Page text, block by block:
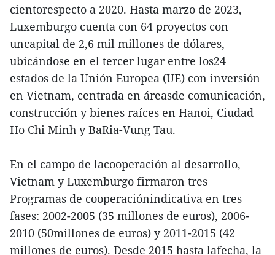
cientorespecto a 2020. Hasta marzo de 2023,
Luxemburgo cuenta con 64 proyectos con
uncapital de 2,6 mil millones de dólares,
ubicándose en el tercer lugar entre los24
estados de la Unión Europea (UE) con inversión
en Vietnam, centrada en áreasde comunicación,
construcción y bienes raíces en Hanoi, Ciudad
Ho Chi Minh y BaRia-Vung Tau.
En el campo de lacooperación al desarrollo,
Vietnam y Luxemburgo firmaron tres
Programas de cooperaciónindicativa en tres
fases: 2002-2005 (35 millones de euros), 2006-
2010 (50millones de euros) y 2011-2015 (42
millones de euros). Desde 2015 hasta lafecha, la